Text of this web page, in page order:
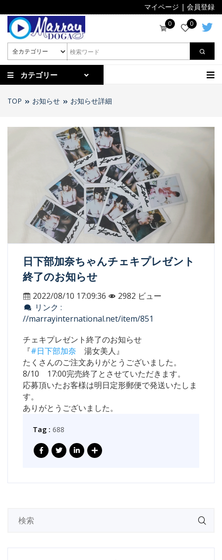
マイページ | 会員登録
0 0
カテゴリー
TOP お知らせ お知らせ詳細
日下部加奈ちゃんチェキプレゼント
終了のお知らせ
2022/08/10 17:09:36
2982 ビュー
リンク :
//marrayinternational.net/item/851
チェキプレゼント終了のお知らせ
『#日下部加奈 湯女美人』
たくさんのご注文ありがとうございました。
8/10 17:00完売終了とさせていただきます。
応募頂いたお客様は明日定形郵便で発送いたしま
す。
ありがとうございました。
Tag : 688